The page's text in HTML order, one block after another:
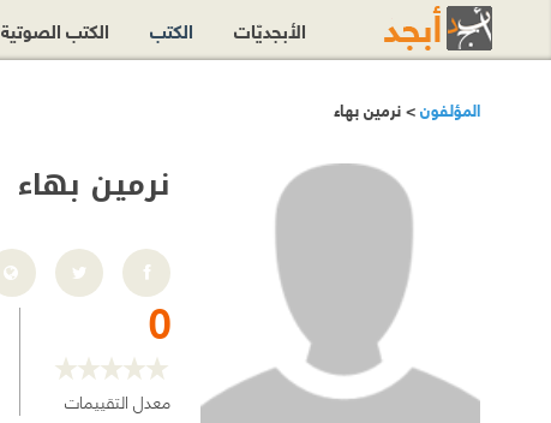
المؤلفون> نرمين بهاء
نرمين بهاء
0
معدل التقييمات
الأبجديّات الكتب الكتب الصوتية